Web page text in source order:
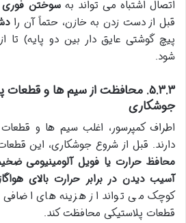
اتصال اشتباه می تواند بهسوختن فوری
قبل از دست زدن به خازن، حتماً آن را
پیچ گوشتی عایق دار بین دو پایه) تا
شود.
۵.۳.۳. محافظت از سیم ها و قطعات
جوشکاری
اطراف کمپرسور، اغلب سیم ها و
دارند. قبل از شروع جوشکاری، این
محافظ حرارت یا فویل آلومینیومی
آسیب دیدن در برابر حرارت بالای
کوچک می تواند از هزینه های
قطعات پلاستیکی محافظت کند.